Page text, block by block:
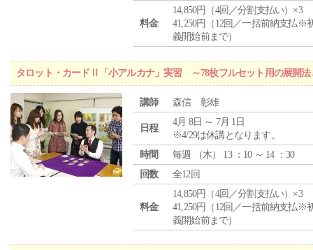
料金
14,850円（4回／分割支払い）×3
41,250円（12回／一括前納支払※
義開始前まで）
タロット・カードⅡ「小アルカナ」実習 ～78枚フルセット用の展開法
講師 森信 彰雄
日程
4月 8日 ～ 7月 1日
※4/29は休講となります。
時間
毎週 （木） 13 ：10 ～ 14 ：30
回数
全12回
料金
14,850円（4回／分割支払い）×3
41,250円（12回／一括前納支払※
義開始前まで）